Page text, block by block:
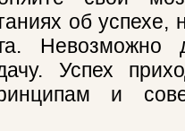
об успехе,
Невозможно
Успех
и